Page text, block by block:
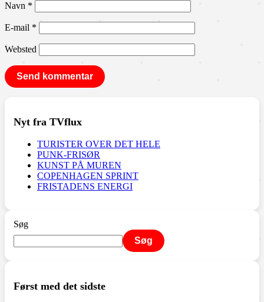
Navn *
E-mail *
Websted
Nyt fra TVflux
TURISTER OVER DET HELE
PUNK-FRISØR
KUNST PÅ MUREN
COPENHAGEN SPRINT
FRISTADENS ENERGI
Søg
Søg
Først med det sidste